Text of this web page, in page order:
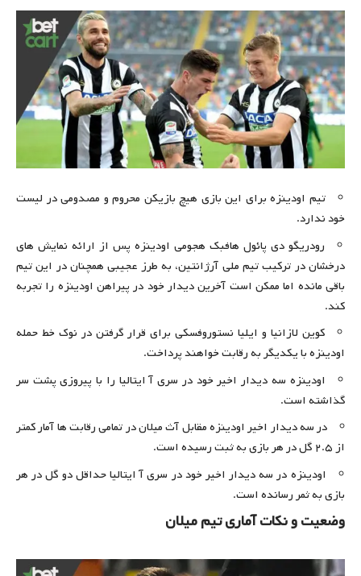
تیم اودینزه برای این بازی هیچ بازیکن محروم و مصدومی در لیست
خود ندارد.
رودریگو دی پائول هافبک هجومی اودینزه پس از ارائه نمایش های
درخشان در ترکیب تیم ملی آرژانتین، به طرز عجیبی همچنان در این تیم
باقی مانده اما ممکن است آخرین دیدار خود در پیراهن اودینزه را تجربه
کند.
کوین لازانیا و ایلیا نستوروفسکی برای قرار گرفتن در نوک خط حمله
اودینزه با یکدیگر به رقابت خواهند پرداخت.
اودینزه سه دیدار اخیر خود در سری آ ایتالیا را با پیروزی پشت سر
گذاشته است.
در سه دیدار اخیر اودینزه مقابل آث میلان در تمامی رقابت ها آمار کمتر
از ۲.۵ گل در هر بازی به ثبت رسیده است.
اودینزه در سه دیدار اخیر خود در سری آ ایتالیا حداقل دو گل در هر
بازی به ثمر رسانده است.
وضعیت و نکات آماری تیم میلان